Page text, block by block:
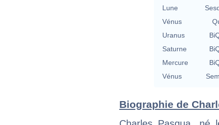
Lune
Vénus
Uranus
Saturne
Mercure
Vénus
Biographie de